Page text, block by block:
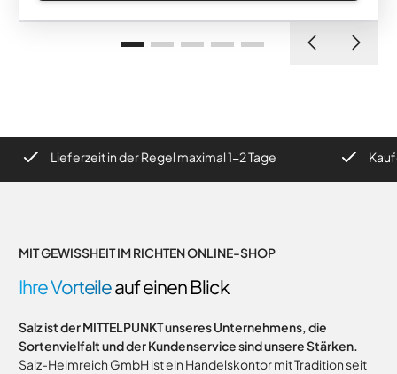
in der Regel maximal 1-2 Tage Kaufen ohne
MIT GEWISSHEIT IM RICHTEN ONLINE-SHOP
Ihre Vorteileauf einen Blick
Salz ist der MITTELPUNKT unseres Unternehmens, die
Sortenvielfalt und der Kundenservice sind unsere Stärken.
Salz-Helmreich GmbH ist ein Handelskontor mit Tradition seit